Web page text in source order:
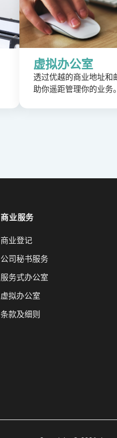
虚拟办公室
透过优越的商业地址和
助你遥距管理你的业务。
商业服务
商业登记
​​公司秘书服务
服务式办公室
虚拟办公室
条款及细则